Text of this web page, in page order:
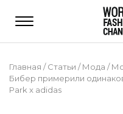
Главная /Статьи /Мода /
Бибер примерили
Park x adidas